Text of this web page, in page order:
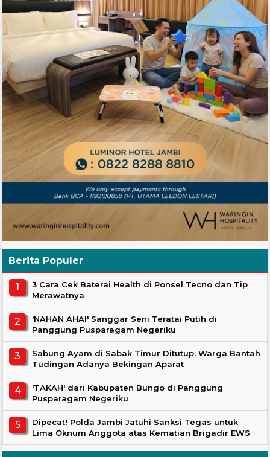
Berita Populer
3 Cara Cek Baterai Health di Ponsel Tecno dan Tip
Merawatnya
'NAHAN AHAI' Sanggar Seni Teratai Putih di
Panggung Pusparagam Negeriku
Sabung Ayam di Sabak Timur Ditutup, Warga Bantah
Tudingan Adanya Bekingan Aparat
'TAKAH' dari Kabupaten Bungo di Panggung
Pusparagam Negeriku
Dipecat! Polda Jambi Jatuhi Sanksi Tegas untuk
Lima Oknum Anggota atas Kematian Brigadir EWS